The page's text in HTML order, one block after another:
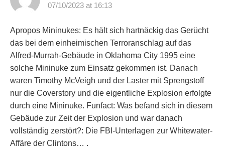
07/10/2023 at 16:13
Apropos Mininukes: Es hält sich hartnäckig das Gerücht
das bei dem einheimischen Terroranschlag auf das
Alfred-Murrah-Gebäude in Oklahoma City 1995 eine
solche Mininuke zum Einsatz gekommen ist. Danach
waren Timothy McVeigh und der Laster mit Sprengstoff
nur die Coverstory und die eigentliche Explosion erfolgte
durch eine Mininuke. Funfact: Was befand sich in diesem
Gebäude zur Zeit der Explosion und war danach
vollständig zerstört?: Die FBI-Unterlagen zur Whitewater-
Affäre der Clintons… .